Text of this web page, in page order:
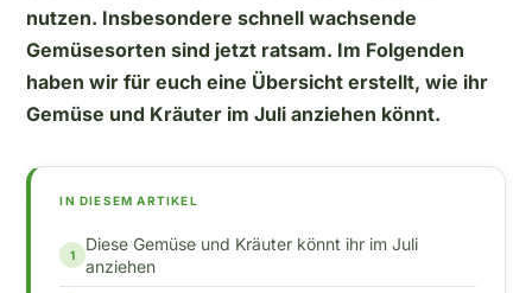
nutzen. Insbesondere schnell wachsende
Gemüsesorten sind jetzt ratsam. Im Folgenden
haben wir für euch eine Übersicht erstellt, wie ihr
Gemüse und Kräuter im Juli anziehen könnt.
IN DIESEM ARTIKEL
Diese Gemüse und Kräuter könnt ihr im Juli
anziehen